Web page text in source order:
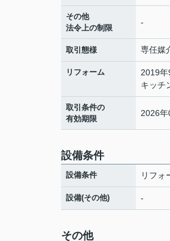
その他
法令上の制限
-
取引態様 専任媒
リフォーム
2019年
キッチ
取引条件の
有効期限
2026年
設備条件
設備条件 リフォ
設備(その他) -
その他